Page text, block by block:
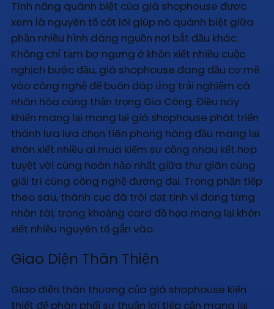
Tính năng quánh biệt của giá shophouse được
xem là nguyên tố cốt lõi giúp nó quánh biệt giữa
phần nhiều hình dáng nguồn nơi bắt đầu khác.
Không chỉ tạm bợ ngưng ở khôn xiết nhiều cuộc
nghịch bước đầu, giá shophouse đang đầu cơ mẽ
vào công nghệ để buôn đáp ứng trải nghiệm cá
nhân hóa cùng thận trọng Gia Công. Điều này
khiến mang lại mang lại giá shophouse phát triển
thành lựa lựa chọn tiên phong hàng đầu mang lại
khôn xiết nhiều ai mua kiếm sự cộng nhau kết hợp
tuyệt vời cùng hoàn hảo nhất giữa thư giãn cùng
giải trí cùng công nghệ đương đại. Trong phần tiếp
theo sau, thành cục đã trôi dạt tinh vi đang từng
nhân tài, trong khoảng card đồ họa mang lại khôn
xiết nhiều nguyên tố gắn vào.
Giao Diện Thân Thiện
Giao diện thân thương của giá shophouse kiến
thiết để phân phối sự thuận lợi tiếp cận mang lại